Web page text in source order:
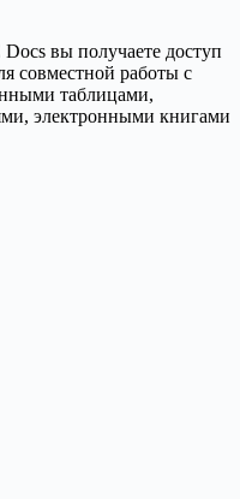
вы получаете доступ
совместной работы с
таблицами,
электронными книгами